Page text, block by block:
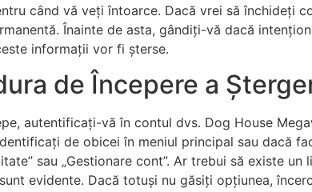
când vă veți întoarce. Dacă vrei să închideți
Înainte de asta, gândiți-vă dacă
informații vor fi șterse.
de Începere a
autentificați-vă în contul dvs. Dog House
de obicei în meniul principal sau dacă
sau „Gestionare cont”. Ar trebui să existe
evidente. Dacă totuși nu găsiți opțiunea,